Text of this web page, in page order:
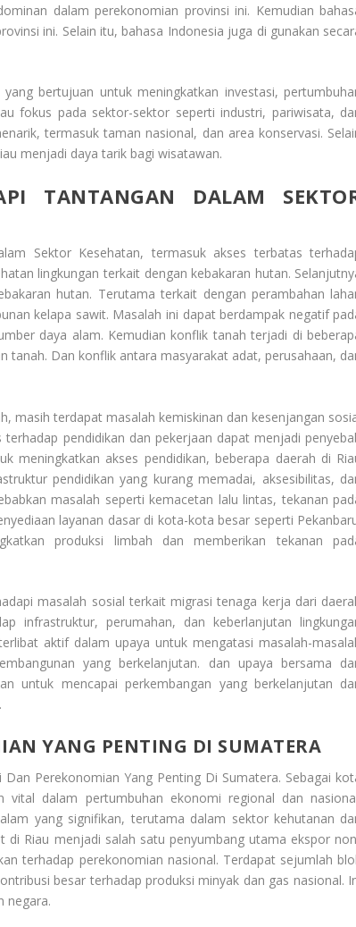
dalam perekonomian provinsi ini. Kemudian
ini. Selain itu, bahasa Indonesia juga di gunakan
bertujuan untuk meningkatkan investasi,
fokus pada sektor-sektor seperti industri, pariwisata,
termasuk taman nasional, dan area konservasi.
menjadi daya tarik bagi wisatawan.
TANTANGAN DALAM
Sektor Kesehatan, termasuk akses terbatas
lingkungan terkait dengan kebakaran hutan.
hutan. Terutama terkait dengan perambahan
kelapa sawit. Masalah ini dapat berdampak negatif
daya alam. Kemudian konflik tanah terjadi di
tanah. Dan konflik antara masyarakat adat, perusahaan,
masih terdapat masalah kemiskinan dan kesenjangan
pendidikan dan pekerjaan dapat menjadi
meningkatkan akses pendidikan, beberapa daerah di
pendidikan yang kurang memadai, aksesibilitas,
masalah seperti kemacetan lalu lintas, tekanan
layanan dasar di kota-kota besar seperti
produksi limbah dan memberikan tekanan
masalah sosial terkait migrasi tenaga kerja dari
infrastruktur, perumahan, dan keberlanjutan
aktif dalam upaya untuk mengatasi masalah-
yang berkelanjutan. dan upaya bersama
untuk mencapai perkembangan yang berkelanjutan
YANG PENTING DI SUMATERA
Dan Perekonomian Yang Penting Di Sumatera. Sebagai
vital dalam pertumbuhan ekonomi regional dan
yang signifikan, terutama dalam sektor kehutanan
Riau menjadi salah satu penyumbang utama ekspor
terhadap perekonomian nasional. Terdapat sejumlah
besar terhadap produksi minyak dan gas nasional.
negara.